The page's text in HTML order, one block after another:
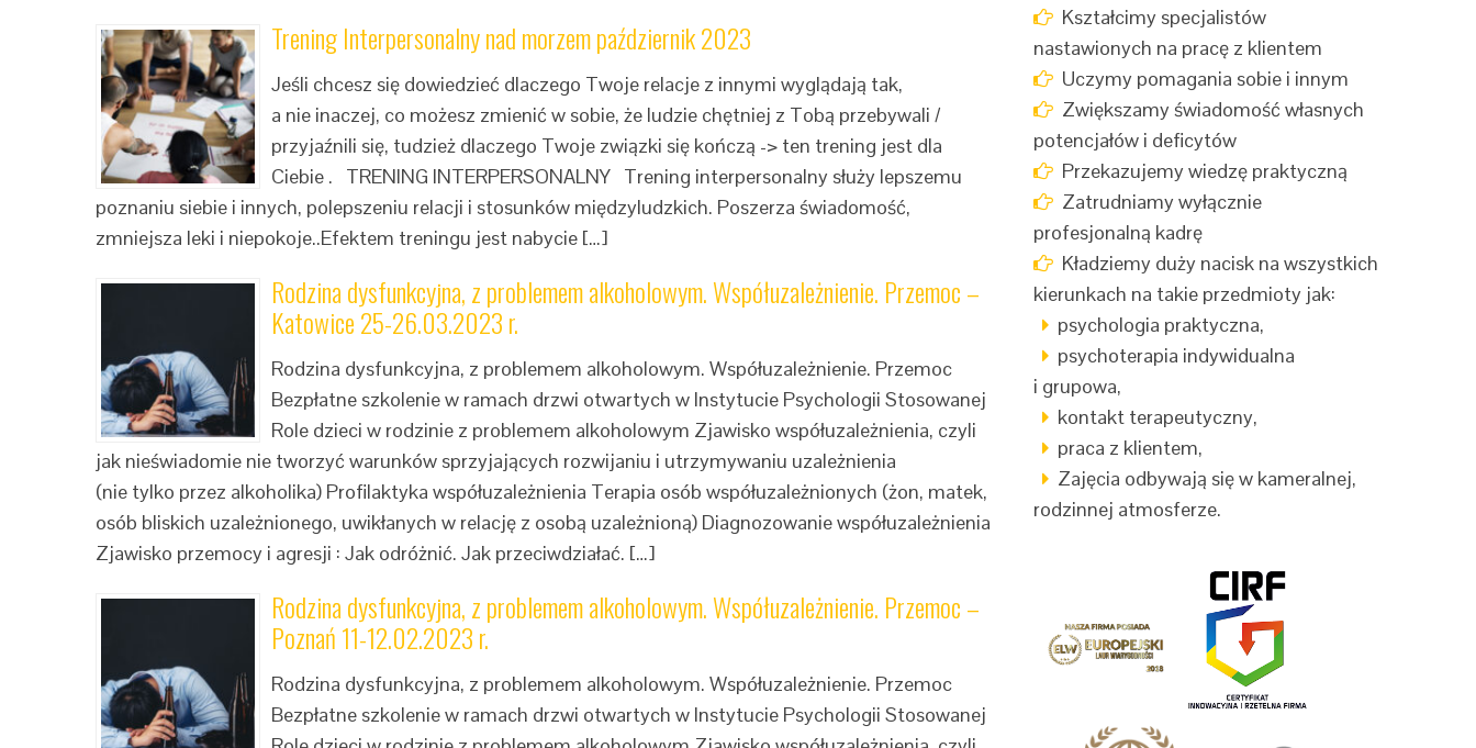
Trening Interpersonalny nad morzem październik 2023
Jeśli chcesz się dowiedzieć dlaczego Twoje relacje z innymi wyglądają tak,
a nie inaczej, co możesz zmienić w sobie, że ludzie chętniej z Tobą przebywali /
przyjaźnili się, tudzież dlaczego Twoje związki się kończą -> ten trening jest dla
Ciebie . TRENING INTERPERSONALNY Trening interpersonalny służy lepszemu
poznaniu siebie i innych, polepszeniu relacji i stosunków międzyludzkich. Poszerza świadomość,
zmniejsza leki i niepokoje..Efektem treningu jest nabycie […]
Rodzina dysfunkcyjna, z problemem alkoholowym. Współuzależnienie. Przemoc –
Katowice 25-26.03.2023 r.
Rodzina dysfunkcyjna, z problemem alkoholowym. Współuzależnienie. Przemoc
Bezpłatne szkolenie w ramach drzwi otwartych w Instytucie Psychologii Stosowanej
Role dzieci w rodzinie z problemem alkoholowym Zjawisko współuzależnienia, czyli
jak nieświadomie nie tworzyć warunków sprzyjających rozwijaniu i utrzymywaniu uzależnienia
(nie tylko przez alkoholika) Profilaktyka współuzależnienia Terapia osób współuzależnionych (żon, matek,
osób bliskich uzależnionego, uwikłanych w relację z osobą uzależnioną) Diagnozowanie współuzależnienia
Zjawisko przemocy i agresji : Jak odróżnić. Jak przeciwdziałać. […]
Rodzina dysfunkcyjna, z problemem alkoholowym. Współuzależnienie. Przemoc –
Poznań 11-12.02.2023 r.
Rodzina dysfunkcyjna, z problemem alkoholowym. Współuzależnienie. Przemoc
Bezpłatne szkolenie w ramach drzwi otwartych w Instytucie Psychologii Stosowanej
Kształcimy specjalistów
nastawionych na pracę z klientem
Uczymy pomagania sobie i innym
Zwiększamy świadomość własnych
potencjałów i deficytów
Przekazujemy wiedzę praktyczną
Zatrudniamy wyłącznie
profesjonalną kadrę
Kładziemy duży nacisk na wszystkich
kierunkach na takie przedmioty jak:
psychologia praktyczna,
psychoterapia indywidualna
i grupowa,
kontakt terapeutyczny,
praca z klientem,
Zajęcia odbywają się w kameralnej,
rodzinnej atmosferze.